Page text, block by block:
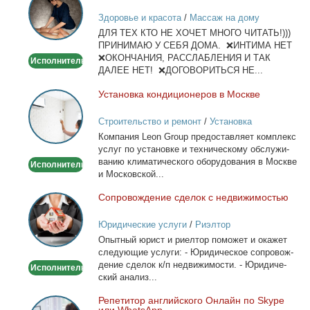
лица
и
тела
Исполнитель
Здоровье и красота/ Массаж на дому
ДЛЯ ТЕХ КТО НЕ ХОЧЕТ МНОГО ЧИТАТЬ!)))
ПРИНИМАЮ У СЕБЯ ДОМА. ❌ИНТИМА НЕТ
❌ОКОНЧАНИЯ, РАССЛАБЛЕНИЯ И ТАК
ДАЛЕЕ НЕТ! ❌ДОГОВОРИТЬСЯ НЕ...
Установка
кондиционеров
в
Москве
Исполнитель
Уста­нов­ка кон­ди­ци­о­не­ров в Москве
Строительство и ремонт/ Установка
кондиционеров
Ком­па­ния Leon Group предо­став­ля­ет ком­плекс
услуг по уста­нов­ке и тех­ни­че­ско­му об­слу­жи­
ва­нию кли­ма­ти­че­ско­го обо­ру­до­ва­ния в Москве
и Мос­ков­ской...
Сопровождение
сделок
с
недвижимостью
Исполнитель
Со­про­вож­де­ние сде­лок с недви­жи­мо­стью
Юридические услуги/ Риэлтор
Опыт­ный юрист и ри­ел­тор по­мо­жет и ока­жет
сле­ду­ю­щие услу­ги: - Юри­ди­че­ское со­про­вож­
де­ние сде­лок к/п недви­жи­мо­сти. - Юри­ди­че­
ский ана­лиз...
Репетитор
Ре­пе­ти­тор ан­глий­ско­го Он­лайн по Skype